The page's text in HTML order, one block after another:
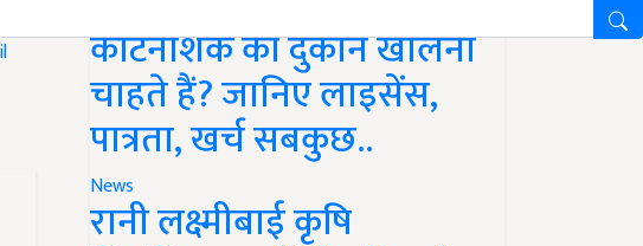
कीटनाशक की दुकान खोलना
चाहते हैं? जानिए लाइसेंस,
पात्रता, खर्च सबकुछ..
News
रानी लक्ष्मीबाई कृषि